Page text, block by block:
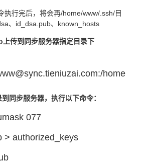
执行完后，将会再/home/www/.ssh/目
、id_dsa.pub、known_hosts
传到同步服务器指定目录下
home
同步服务器，执行以下命令：
077
> authorized_keys